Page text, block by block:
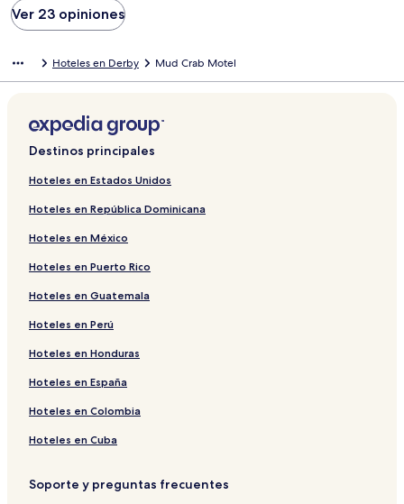
Ver 23 opiniones
Hoteles en Derby Mud Crab Motel
Destinos principales
Hoteles en Estados Unidos
Hoteles en República Dominicana
Hoteles en México
Hoteles en Puerto Rico
Hoteles en Guatemala
Hoteles en Perú
Hoteles en Honduras
Hoteles en España
Hoteles en Colombia
Hoteles en Cuba
Soporte y preguntas frecuentes